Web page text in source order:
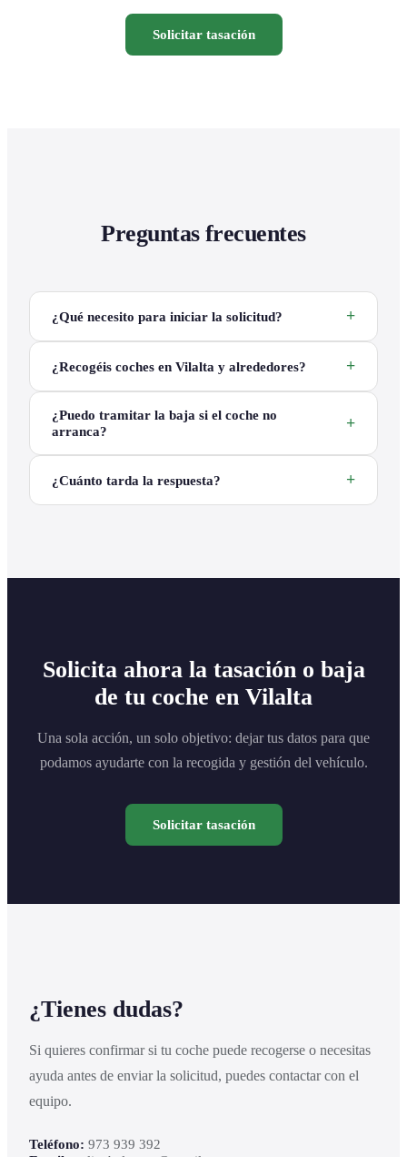
Solicitar tasación
Preguntas frecuentes
¿Qué necesito para iniciar la solicitud?
¿Recogéis coches en Vilalta y alrededores?
¿Puedo tramitar la baja si el coche no
arranca?
¿Cuánto tarda la respuesta?
Solicita ahora la tasación o baja
de tu coche en Vilalta
Una sola acción, un solo objetivo: dejar tus datos para que
podamos ayudarte con la recogida y gestión del vehículo.
Solicitar tasación
¿Tienes dudas?
Si quieres confirmar si tu coche puede recogerse o necesitas
ayuda antes de enviar la solicitud, puedes contactar con el
equipo.
Teléfono: 973 939 392